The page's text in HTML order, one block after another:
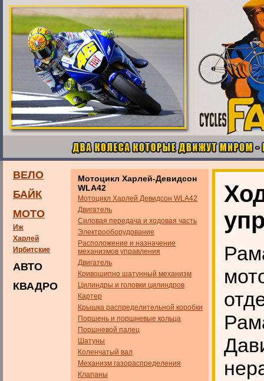
ВЕЛО
БАЙК
МОТО
Иж
Харлей
Ирбитские
АВТО
КВАДРО
Мотоцикл Харлей-Девидсон
WLA42
Мотоцикл Харлей Девидсон WLA42
Двигатель
Силовая передача и ходовая часть
Электрооборудование
Расположение и назначение
механизмов управления
Двигатель
Кривошипно шатунный механизм
Цилиндры и головки цилиндров
Картер
Крышка распределительной коробки
Поршень и поршневые кольца
Поршневой палец
Шатуны
Коленчатый вал
Механизм газораспределения
Клапаны